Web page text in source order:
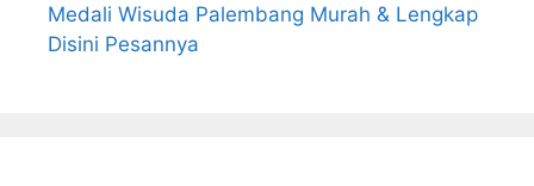
Medali Wisuda Palembang Murah & Lengkap
Disini Pesannya